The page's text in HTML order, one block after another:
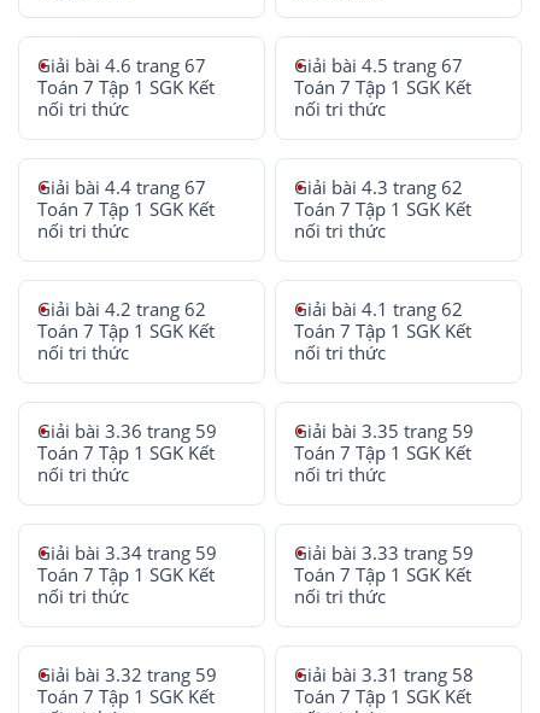
Giải bài 4.6 trang 67
Toán 7 Tập 1 SGK Kết
nối tri thức
Giải bài 4.5 trang 67
Toán 7 Tập 1 SGK Kết
nối tri thức
Giải bài 4.4 trang 67
Toán 7 Tập 1 SGK Kết
nối tri thức
Giải bài 4.3 trang 62
Toán 7 Tập 1 SGK Kết
nối tri thức
Giải bài 4.2 trang 62
Toán 7 Tập 1 SGK Kết
nối tri thức
Giải bài 4.1 trang 62
Toán 7 Tập 1 SGK Kết
nối tri thức
Giải bài 3.36 trang 59
Toán 7 Tập 1 SGK Kết
nối tri thức
Giải bài 3.35 trang 59
Toán 7 Tập 1 SGK Kết
nối tri thức
Giải bài 3.34 trang 59
Toán 7 Tập 1 SGK Kết
nối tri thức
Giải bài 3.33 trang 59
Toán 7 Tập 1 SGK Kết
nối tri thức
Giải bài 3.32 trang 59
Toán 7 Tập 1 SGK Kết
Giải bài 3.31 trang 58
Toán 7 Tập 1 SGK Kết